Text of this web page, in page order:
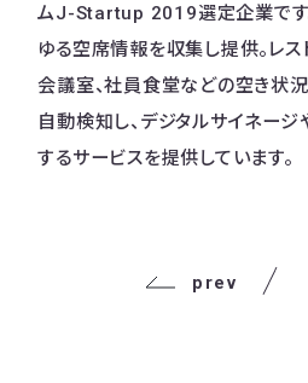
ムJ-Startup 2019選定企業です
ゆる空席情報を収集し提供。レス
会議室、社員食堂などの空き状
自動検知し、デジタルサイネージ
するサービスを提供しています。
prev